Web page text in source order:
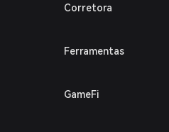
Corretora
Ferramentas
GameFi